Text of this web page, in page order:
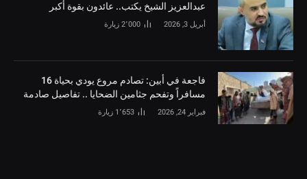
‏عبدالعزيز الشيخ يكتب.. عائدون بقوة أكبر
أبريل 3, 2026 2٬000 زيارة
فاجعة في أبين: تصادم مروع يودي بحياة 16
مسافراً وتفحم جثامين الضحايا .. تفاصيل صادمة
فبراير 24, 2026 1٬653 زيارة